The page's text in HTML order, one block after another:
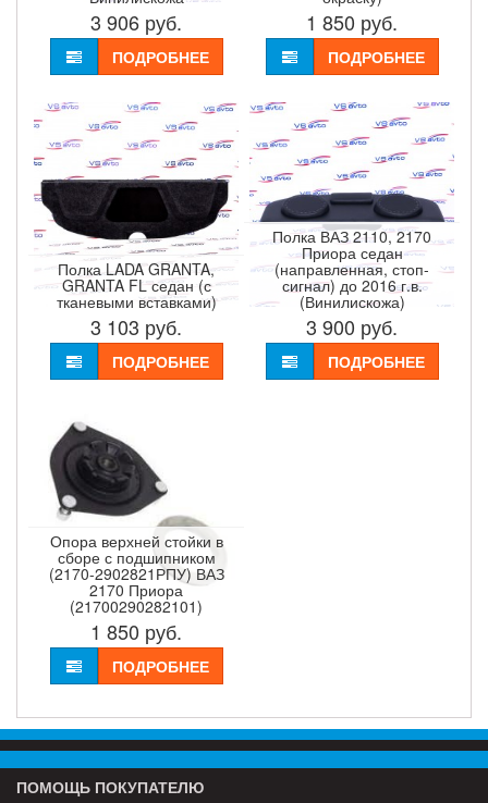
3 906 руб.
ПОДРОБНЕЕ
1 850 руб.
ПОДРОБНЕЕ
Полка LADA GRANTA,
GRANTA FL седан (с
тканевыми вставками)
3 103 руб.
ПОДРОБНЕЕ
Полка ВАЗ 2110, 2170
Приора седан
(направленная, стоп-
сигнал) до 2016 г.в.
(Винилискожа)
3 900 руб.
ПОДРОБНЕЕ
Опора верхней стойки в
сборе с подшипником
(2170-2902821РПУ) ВАЗ
2170 Приора
(21700290282101)
1 850 руб.
ПОДРОБНЕЕ
ПОМОЩЬ ПОКУПАТЕЛЮ